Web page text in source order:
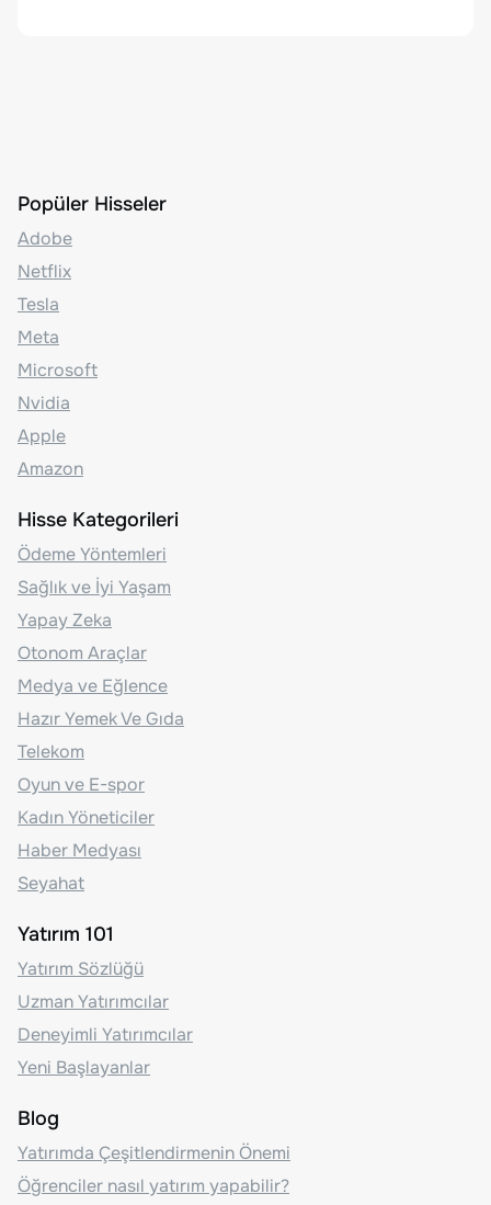
Popüler Hisseler
Adobe
Netflix
Tesla
Meta
Microsoft
Nvidia
Apple
Amazon
Hisse Kategorileri
Ödeme Yöntemleri
Sağlık ve İyi Yaşam
Yapay Zeka
Otonom Araçlar
Medya ve Eğlence
Hazır Yemek Ve Gıda
Telekom
Oyun ve E-spor
Kadın Yöneticiler
Haber Medyası
Seyahat
Yatırım 101
Yatırım Sözlüğü
Uzman Yatırımcılar
Deneyimli Yatırımcılar
Yeni Başlayanlar
Blog
Yatırımda Çeşitlendirmenin Önemi
Öğrenciler nasıl yatırım yapabilir?